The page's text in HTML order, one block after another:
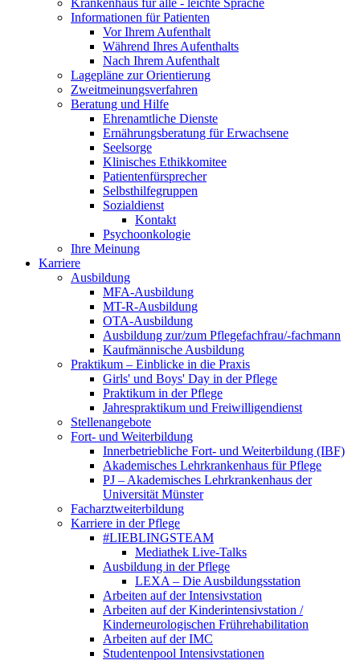
Krankenhaus für alle - leichte Sprache
Informationen für Patienten
Vor Ihrem Aufenthalt
Während Ihres Aufenthalts
Nach Ihrem Aufenthalt
Lagepläne zur Orientierung
Zweitmeinungsverfahren
Beratung und Hilfe
Ehrenamtliche Dienste
Ernährungsberatung für Erwachsene
Seelsorge
Klinisches Ethikkomitee
Patientenfürsprecher
Selbsthilfegruppen
Sozialdienst
Kontakt
Psychoonkologie
Ihre Meinung
Karriere
Ausbildung
MFA-Ausbildung
MT-R-Ausbildung
OTA-Ausbildung
Ausbildung zur/zum Pflegefachfrau/-fachmann
Kaufmännische Ausbildung
Praktikum – Einblicke in die Praxis
Girls' und Boys' Day in der Pflege
Praktikum in der Pflege
Jahrespraktikum und Freiwilligendienst
Stellenangebote
Fort- und Weiterbildung
Innerbetriebliche Fort- und Weiterbildung (IBF)
Akademisches Lehrkrankenhaus für Pflege
PJ – Akademisches Lehrkrankenhaus der
Universität Münster
Facharztweiterbildung
Karriere in der Pflege
#LIEBLINGSTEAM
Mediathek Live-Talks
Ausbildung in der Pflege
LEXA – Die Ausbildungsstation
Arbeiten auf der Intensivstation
Arbeiten auf der Kinderintensivstation /
Kinderneurologischen Frührehabilitation
Arbeiten auf der IMC
Studentenpool Intensivstationen